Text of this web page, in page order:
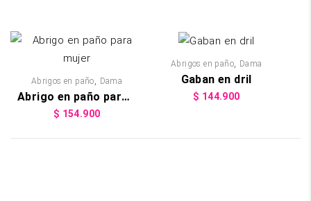
Abrigos en paño, Dama
Abrigo en paño para mujer
$ 154.900
Abrigos en paño, Dama
Gaban en dril
$ 144.900